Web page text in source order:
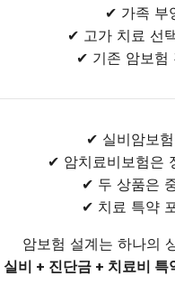
✔ 가족 부
✔ 고가 치료 선
✔ 기존 암보험
✔ 실비암보
✔ 암치료비보험은
✔ 두 상품은
✔ 치료 특약
암보험 설계는 하나의
실비 + 진단금 + 치료비 특